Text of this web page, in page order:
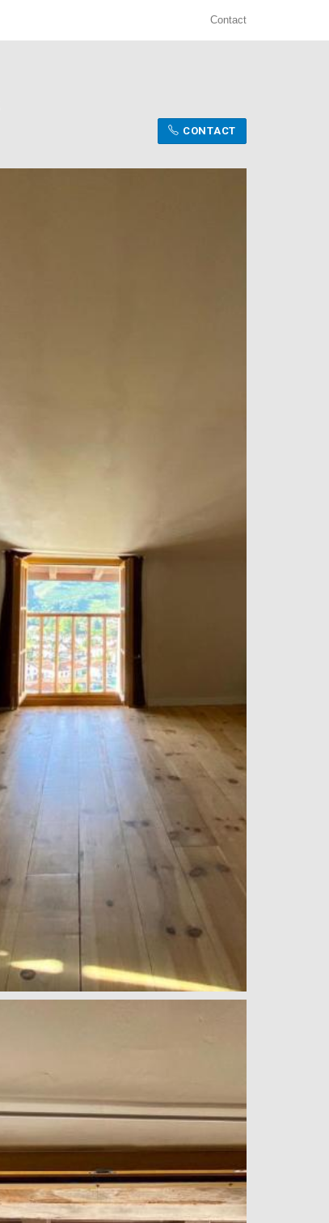
Contact
CONTACT